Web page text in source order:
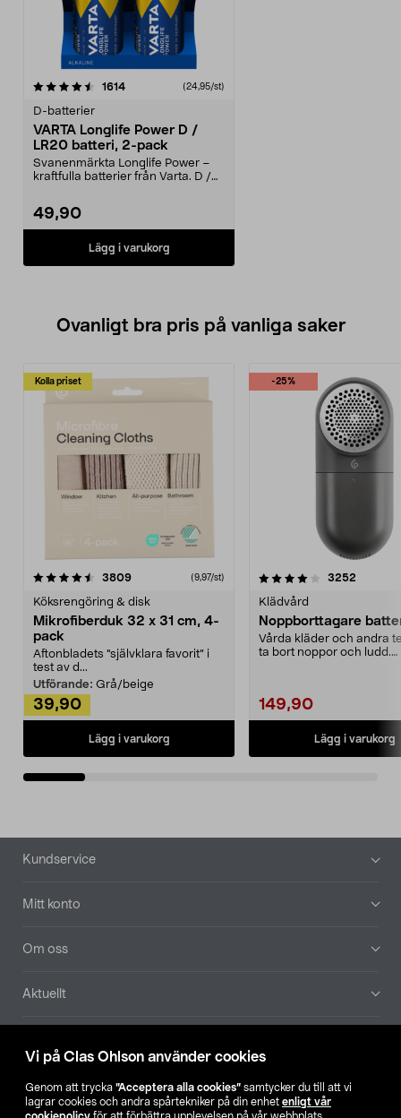
Vi på Clas Ohlson använder cookies
Genom att trycka ”Acceptera alla cookies” samtycker du till att vi
lagrar cookies och andra spårtekniker på din enhet enligt vår
1614recensioner(24,95/st)
D-batterier
VARTA Longlife Power D /
LR20 batteri, 2-pack
Svanenmärkta Longlife Power –
kraftfulla batterier från Varta. D /
49,90
Lägg i varukorg
Ovanligt bra pris på vanliga saker
Kolla priset
3809recensioner (9,97/st)
Köksrengöring & disk
Mikrofiberduk 32 x 31 cm, 4-
pack
Aftonbladets "självklara favorit” i
test av d...
Utförande: Grå/beige
39,90
Lägg i varukorg
-25%
4.0av 5 stjärnor 3252
Klädvård
Noppborttagare
Vårda kläder och andra
ta bort noppor och ludd.
149,90
Lägg i varukorg
4.5av 5 stjärnor
Sidfot
Kundservice
Mitt konto
Om oss
Aktuellt
Hitta butik